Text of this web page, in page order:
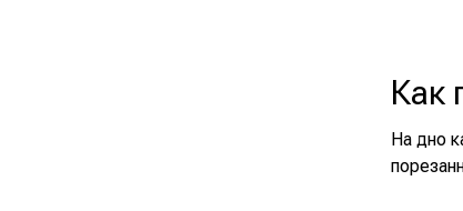
Как
На дно